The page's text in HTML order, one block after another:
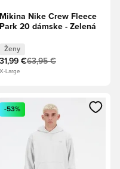
Mikina Nike Crew Fleece
Park 20 dámske - Zelená
Ženy
31,99 €63,95 €
X-Large
registráciu ako člen
modál na prihlásenie
-53%